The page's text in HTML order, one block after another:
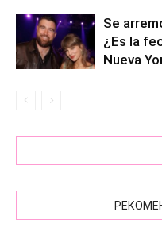
Se
¿Es la
Nueva